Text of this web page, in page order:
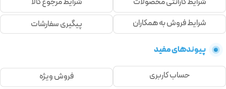
شرایط فروش به همکاران
پیگیری سفارشات
پیوندهای مفید
حساب کاربری
فروش ویژه